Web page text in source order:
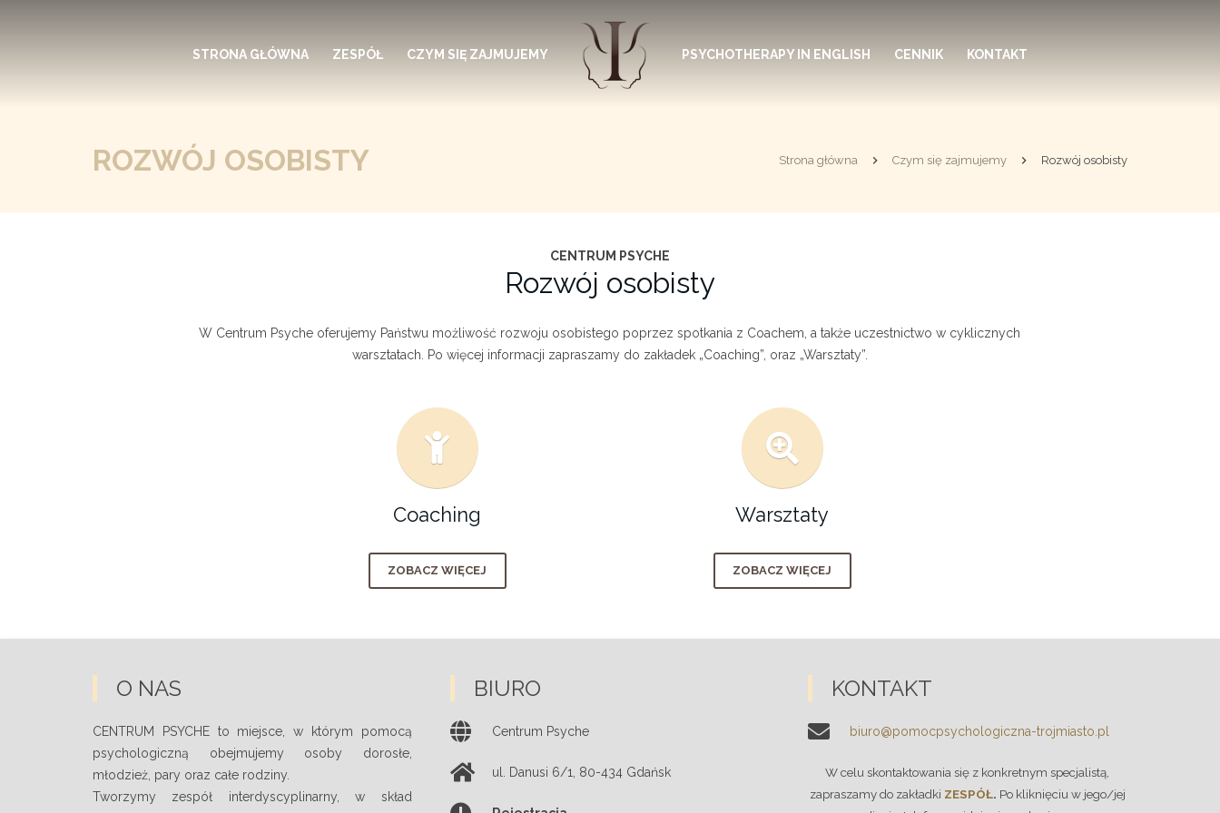
STRONA GŁÓWNA ZESPÓŁ CZYM SIĘ ZAJMUJEMY PSYCHOTHERAPY IN ENGLISH CENNIK KONTAKT
ROZWÓJ OSOBISTY Strona główna Czym się zajmujemy Rozwój osobisty
CENTRUM PSYCHE
Rozwój osobisty
W Centrum Psyche oferujemy Państwu możliwość rozwoju osobistego poprzez spotkania z Coachem, a także uczestnictwo w cyklicznych
warsztatach. Po więcej informacji zapraszamy do zakładek „Coaching”, oraz „Warsztaty”.
Coaching
ZOBACZ WIĘCEJ
Warsztaty
ZOBACZ WIĘCEJ
O NAS
CENTRUM PSYCHE to miejsce, w którym pomocą
psychologiczną obejmujemy osoby dorosłe,
młodzież, pary oraz całe rodziny.
Tworzymy zespół interdyscyplinarny, w skład
BIURO
Centrum Psyche
ul. Danusi 6/1, 80-434Gdańsk
KONTAKT
biuro@pomocpsychologiczna-trojmiasto.pl
W celu skontaktowania się z konkretnym specjalistą,
zapraszamy do zakładki ZESPÓŁ. Po kliknięciu w jego/jej